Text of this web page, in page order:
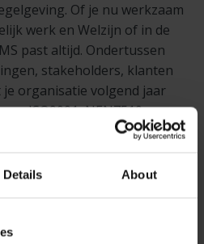
Details About
Of je nu werkzaam
werk en Welzijn of in de
past altijd. Ondertussen
stakeholders, klanten
organisatie volgend jaar
ISO9001, NEN7510,
moet doorlopen om op
daarin meegenomen worden.